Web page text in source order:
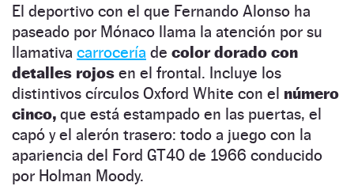
El deportivo con el que Fernando Alonso ha
paseado por Mónaco llama la atención por su
llamativa carrocería de color dorado con
detalles rojos en el frontal. Incluye los
distintivos círculos Oxford White con el número
cinco, que está estampado en las puertas, el
capó y el alerón trasero: todo a juego con la
apariencia del Ford GT40 de 1966 conducido
por Holman Moody.